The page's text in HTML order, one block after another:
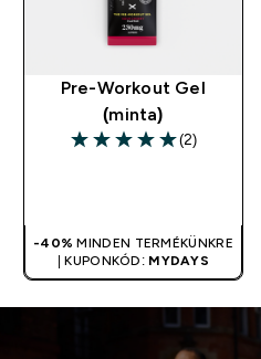
Pre-Workout Gel
(minta)
5 out of 5 stars
(2)
-40% MINDEN TERMÉKÜNKRE
| KUPONKÓD: MYDAYS